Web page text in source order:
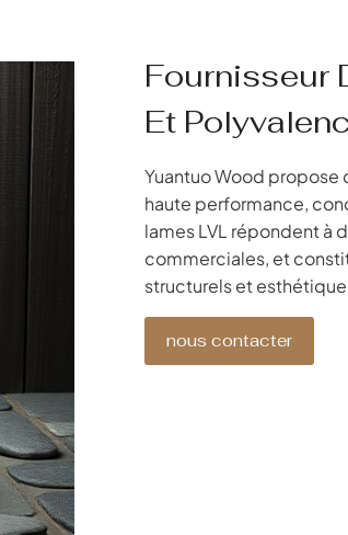
Fournisseur
Et
Yuantuo Wood propose
haute performance,
lames LVL répondent à
commerciales, et
structurels et
nous contacter